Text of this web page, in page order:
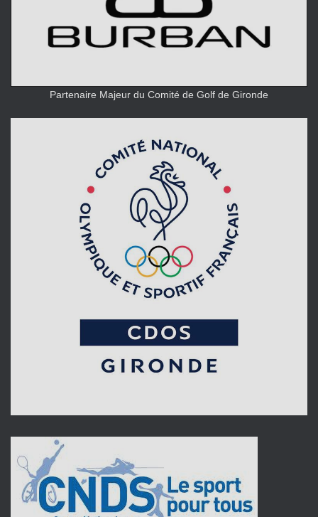
Partenaire Majeur du Comité de Golf de Gironde